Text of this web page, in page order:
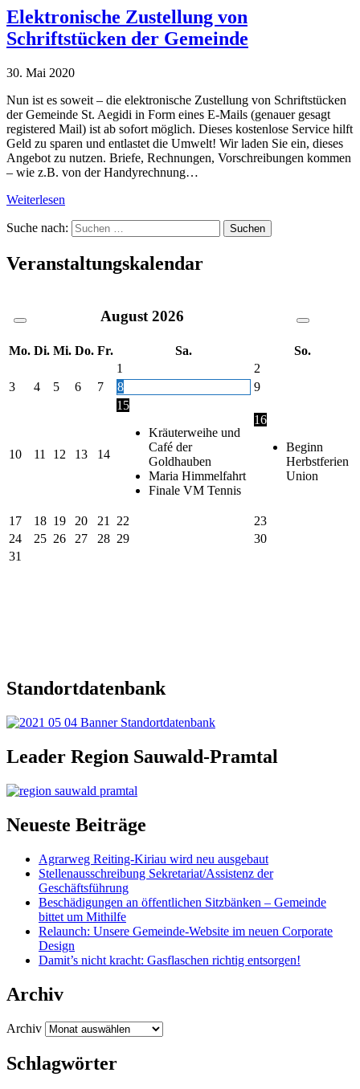
Elektronische Zustellung von
Schriftstücken der Gemeinde
30. Mai 2020
Nun ist es soweit – die elektronische Zustellung von Schriftstücken
der Gemeinde St. Aegidi in Form eines E-Mails (genauer gesagt
registered Mail) ist ab sofort möglich. Dieses kostenlose Service hilft
Geld zu sparen und entlastet die Umwelt! Wir laden Sie ein, dieses
Angebot zu nutzen. Briefe, Rechnungen, Vorschreibungen kommen
– wie z.B. von der Handyrechnung…
Weiterlesen
Suche nach:
Veranstaltungskalendar
August 2026
Mo. Di. Mi. Do. Fr. Sa.
So.
1
2
3
4 5 6 7 8 9
10 11 12 13 14
15
Kräuterweihe und
Café der
Goldhauben
Maria Himmelfahrt
Finale VM Tennis
16
Beginn
Herbstferien
Union
17 18 19 20 21 22
23
24
25 26 27 28 29
30
31
Standortdatenbank
Leader Region Sauwald-Pramtal
Neueste Beiträge
Agrarweg Reiting-Kiriau wird neu ausgebaut
Stellenausschreibung Sekretariat/Assistenz der
Geschäftsführung
Beschädigungen an öffentlichen Sitzbänken – Gemeinde
bittet um Mithilfe
Relaunch: Unsere Gemeinde-Website im neuen Corporate
Design
Damit’s nicht kracht: Gasflaschen richtig entsorgen!
Archiv
Archiv
Schlagwörter